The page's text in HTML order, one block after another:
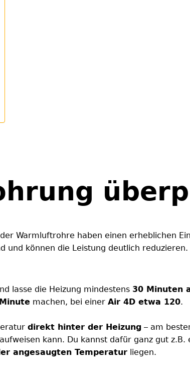
Warmluftrohre haben einen erheblichen
und können die Leistung deutlich reduzieren.
lasse die Heizung mindestens 30 Minuten
machen, bei einer Air 4D etwa 120.
direkt hinter der Heizung – am
kann. Du kannst dafür ganz gut
angesaugten Temperatur liegen.